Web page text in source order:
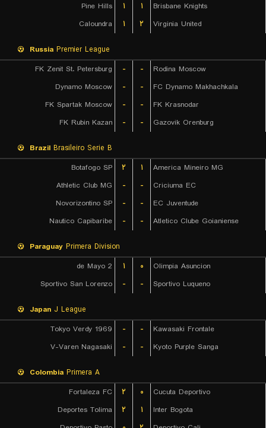
Pine Hills
۱ ۱
Brisbane Knights
Caloundra
۱ ۲ Virginia United
Russia Premier League
FK Zenit St. Petersburg
- -
Rodina Moscow
Dynamo Moscow
- -
FC Dynamo Makhachkala
FK Spartak Moscow
- -
FK Krasnodar
FK Rubin Kazan
- - Gazovik Orenburg
Brazil Brasileiro Serie B
Botafogo SP
۲ ۱
America Mineiro MG
Athletic Club MG
- -
Criciuma EC
Novorizontino SP
- -
EC Juventude
Nautico Capibaribe
- - Atletico Clube Goianiense
Paraguay Primera Division
2 de Mayo
۱ ۰
Olimpia Asuncion
Sportivo San Lorenzo
- - Sportivo Luqueno
Japan J League
Tokyo Verdy 1969
- -
Kawasaki Frontale
V-Varen Nagasaki
- - Kyoto Purple Sanga
Colombia Primera A
Fortaleza FC
۲ ۰
Cucuta Deportivo
Deportes Tolima
۲ ۱
Inter Bogota